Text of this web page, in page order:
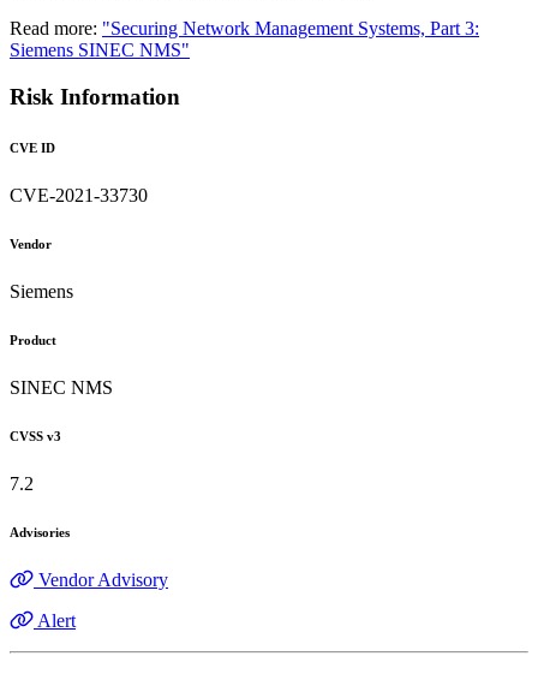
Read more: "Securing Network Management Systems, Part 3:
Siemens SINEC NMS"
Risk Information
CVE ID
CVE-2021-33730
Vendor
Siemens
Product
SINEC NMS
CVSS v3
7.2
Advisories
Vendor Advisory
Alert